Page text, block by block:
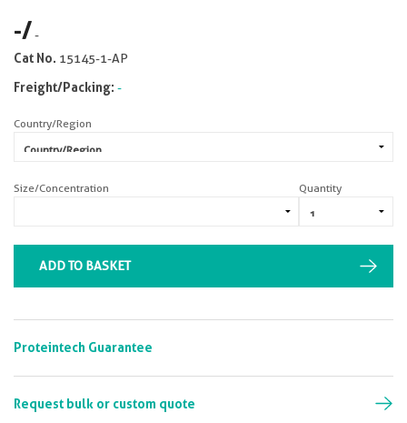
-/-
Cat No. 15145-1-AP
Freight/Packing: -
Country/Region
Size/Concentration Quantity
ADD TO BASKET
Proteintech Guarantee
Request bulk or custom quote